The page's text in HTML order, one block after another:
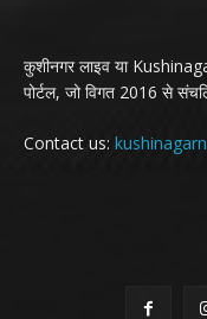
कुशीनगर लाइव या
पोर्टल, जो विगत 2016 से
Contact us: